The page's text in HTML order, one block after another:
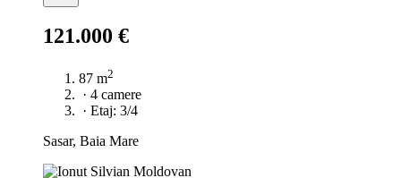
121.000 €
87 m2
· 4 camere
· Etaj: 3/4
Sasar, Baia Mare